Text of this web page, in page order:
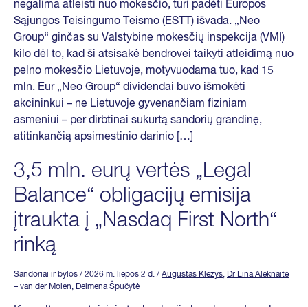
negalima atleisti nuo mokesčio, turi padėti Europos
Sąjungos Teisingumo Teismo (ESTT) išvada. „Neo
Group“ ginčas su Valstybine mokesčių inspekcija (VMI)
kilo dėl to, kad ši atsisakė bendrovei taikyti atleidimą nuo
pelno mokesčio Lietuvoje, motyvuodama tuo, kad 15
mln. Eur „Neo Group“ dividendai buvo išmokėti
akcininkui – ne Lietuvoje gyvenančiam fiziniam
asmeniui – per dirbtinai sukurtą sandorių grandinę,
atitinkančią apsimestinio darinio […]
3,5 mln. eurų vertės „Legal
Balance“ obligacijų emisija
įtraukta į „Nasdaq First North“
rinką
Sandoriai ir bylos / 2026 m. liepos 2 d. / Augustas Klezys, Dr Lina Aleknaitė
– van der Molen, Deimena Špučytė